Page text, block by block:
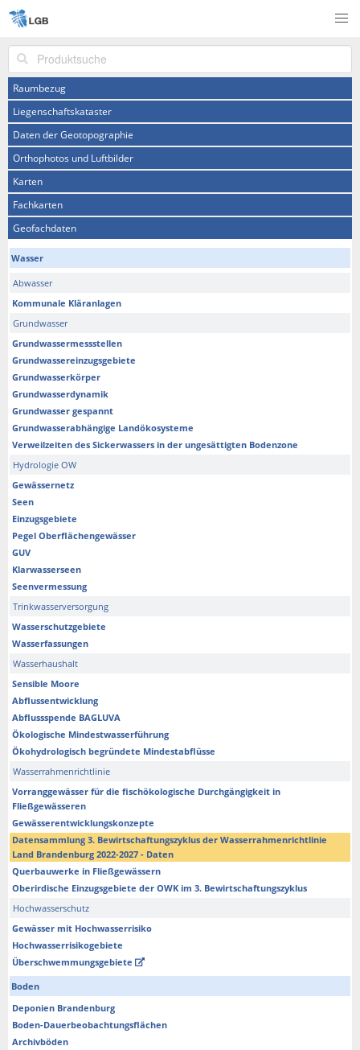
Produktsuche
Raumbezug
Liegenschaftskataster
Daten der Geotopographie
Orthophotos und Luftbilder
Karten
Fachkarten
Geofachdaten
Wasser
Abwasser
Kommunale Kläranlagen
Grundwasser
Grundwassermessstellen
Grundwassereinzugsgebiete
Grundwasserkörper
Grundwasserdynamik
Grundwasser gespannt
Grundwasserabhängige Landökosysteme
Verweilzeiten des Sickerwassers in der ungesättigten Bodenzone
Hydrologie OW
Gewässernetz
Seen
Einzugsgebiete
Pegel Oberflächengewässer
GUV
Klarwasserseen
Seenvermessung
Trinkwasserversorgung
Wasserschutzgebiete
Wasserfassungen
Wasserhaushalt
Sensible Moore
Abflussentwicklung
Abflussspende BAGLUVA
Ökologische Mindestwasserführung
Ökohydrologisch begründete Mindestabflüsse
Wasserrahmenrichtlinie
Vorranggewässer für die fischökologische Durchgängigkeit in
Fließgewässeren
Gewässerentwicklungskonzepte
Datensammlung 3. Bewirtschaftungszyklus der Wasserrahmenrichtlinie
Land Brandenburg 2022-2027 - Daten
Querbauwerke in Fließgewässern
Oberirdische Einzugsgebiete der OWK im 3. Bewirtschaftungszyklus
Hochwasserschutz
Gewässer mit Hochwasserrisiko
Hochwasserrisikogebiete
Überschwemmungsgebiete
Boden
Deponien Brandenburg
Boden-Dauerbeobachtungsflächen
Archivböden